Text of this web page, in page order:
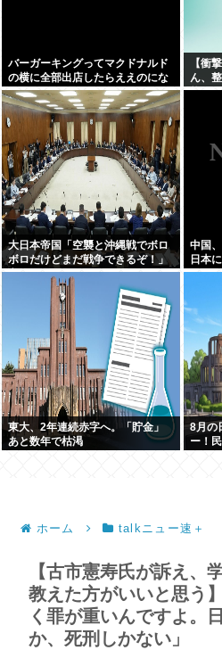
バーガーキングってマクドナルド
の横に全部出店したらええのにな
【衝
ん、
能に
大日本帝国「空襲と沖縄戦でボロ
ボロだけどまだ戦争できるぞ！」
言うほどか？
中国
日本
東大、2年連続赤字へ。「貯金」
あと数年で枯渇
8月の
ー！
ホーム talkニュー速＋
【古市憲寿氏が訴え、
教えた方がいいと思う
く罪が重いんですよ。
か、死刑しかない」